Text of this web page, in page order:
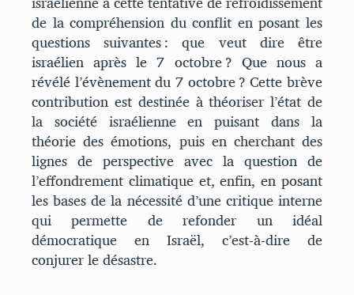
de la compréhension du conflit en posant les
questions suivantes : que veut dire être
israélien après le 7 octobre ? Que nous a
révélé l’évènement du 7 octobre ? Cette brève
contribution est destinée à théoriser l’état de
la société israélienne en puisant dans la
théorie des émotions, puis en cherchant des
lignes de perspective avec la question de
l’effondrement climatique et, enfin, en posant
les bases de la nécessité d’une critique interne
qui permette de refonder un idéal
démocratique en Israël, c’est-à-dire de
conjurer le désastre.